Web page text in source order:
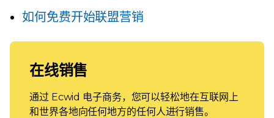
如何免费开始联盟营销
在线销售
通过 Ecwid 电子商务，您可以轻松地在互联网上
和世界各地向任何地方的任何人进行销售。